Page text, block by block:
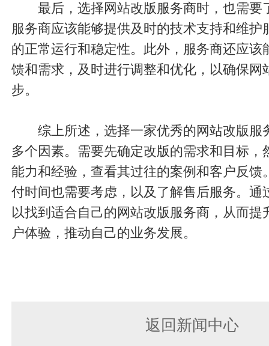
最后，选择网站改版服务商时，也需要
服务商应该能够提供及时的技术支持和维护
的正常运行和稳定性。此外，服务商还应该
馈和需求，及时进行调整和优化，以确保网
步。
综上所述，选择一家优秀的网站改版服
多个因素。需要先确定改版的需求和目标，
能力和经验，查看其过往的案例和客户反馈
付时间也需要考虑，以及了解售后服务。通
以找到适合自己的网站改版服务商，从而提
户体验，推动自己的业务发展。
返回新闻中心